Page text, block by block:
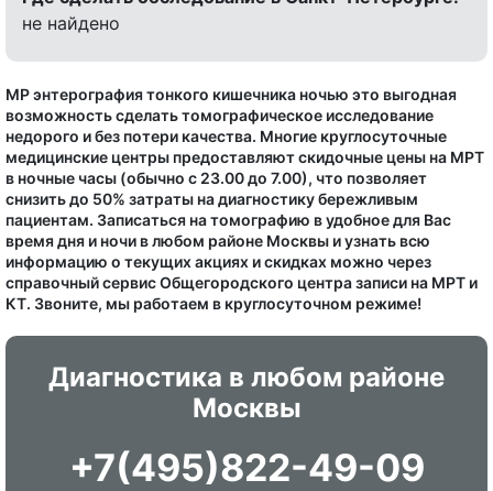
не найдено
МР энтерография тонкого кишечника ночью это выгодная
возможность сделать томографическое исследование
недорого и без потери качества. Многие круглосуточные
медицинские центры предоставляют скидочные цены на МРТ
в ночные часы (обычно с 23.00 до 7.00), что позволяет
снизить до 50% затраты на диагностику бережливым
пациентам. Записаться на томографию в удобное для Вас
время дня и ночи в любом районе Москвы и узнать всю
информацию о текущих акциях и скидках можно через
справочный сервис Общегородского центра записи на МРТ и
КТ. Звоните, мы работаем в круглосуточном режиме!
Диагностика в любом районе
Москвы
+7(495)822-49-09